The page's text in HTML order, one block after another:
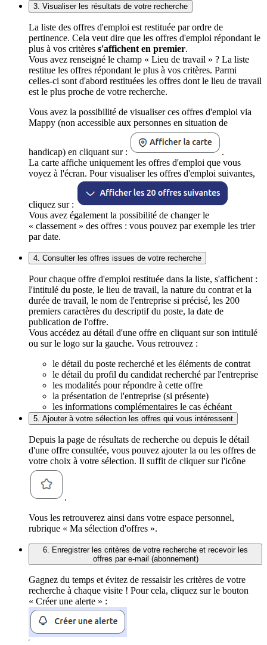
3. Visualiser les résultats de votre recherche
La liste des offres d'emploi est restituée par ordre de
pertinence. Cela veut dire que les offres d'emploi répondant le
plus à vos critères s'affichent en premier.
Vous avez renseigné le champ « Lieu de travail » ? La liste
restitue les offres répondant le plus à vos critères. Parmi
celles-ci sont d'abord restituées les offres dont le lieu de travail
est le plus proche de votre recherche.
Vous avez la possibilité de visualiser ces offres d'emploi via
Mappy (non accessible aux personnes en situation de
handicap) en cliquant sur :
.
La carte affiche uniquement les offres d'emploi que vous
voyez à l'écran. Pour visualiser les offres d'emploi suivantes,
cliquez sur :
Vous avez également la possibilité de changer le
« classement » des offres : vous pouvez par exemple les trier
par date.
4. Consulter les offres issues de votre recherche
Pour chaque offre d'emploi restituée dans la liste, s'affichent :
l'intitulé du poste, le lieu de travail, la nature du contrat et la
durée de travail, le nom de l'entreprise si précisé, les 200
premiers caractères du descriptif du poste, la date de
publication de l'offre.
Vous accédez au détail d'une offre en cliquant sur son intitulé
ou sur le logo sur la gauche. Vous retrouvez :
le détail du poste recherché et les éléments de contrat
le détail du profil du candidat recherché par l'entreprise
les modalités pour répondre à cette offre
la présentation de l'entreprise (si présente)
les informations complémentaires le cas échéant
5. Ajouter à votre sélection les offres qui vous intéressent
Depuis la page de résultats de recherche ou depuis le détail
d'une offre consultée, vous pouvez ajouter la ou les offres de
votre choix à votre sélection. Il suffit de cliquer sur l'icône
.
Vous les retrouverez ainsi dans votre espace personnel,
rubrique « Ma sélection d'offres ».
6. Enregistrer les critères de votre recherche et recevoir les
offres par e-mail (abonnement)
Gagnez du temps et évitez de ressaisir les critères de votre
recherche à chaque visite ! Pour cela, cliquez sur le bouton
« Créer une alerte » :